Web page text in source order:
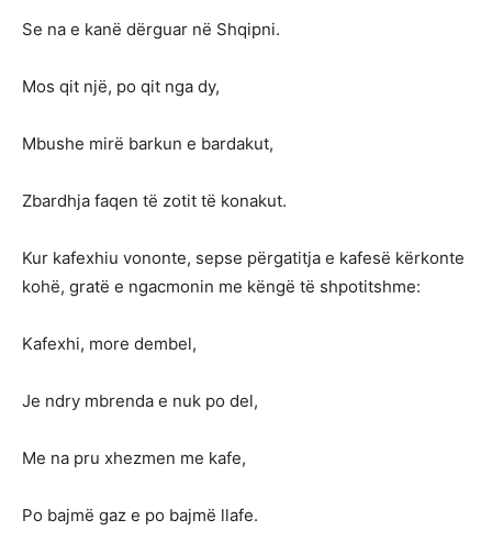
Se na e kanë dërguar në Shqipni.
Mos qit një, po qit nga dy,
Mbushe mirë barkun e bardakut,
Zbardhja faqen të zotit të konakut.
Kur kafexhiu vononte, sepse përgatitja e kafesë kërkonte
kohë, gratë e ngacmonin me këngë të shpotitshme:
Kafexhi, more dembel,
Je ndry mbrenda e nuk po del,
Me na pru xhezmen me kafe,
Po bajmë gaz e po bajmë llafe.